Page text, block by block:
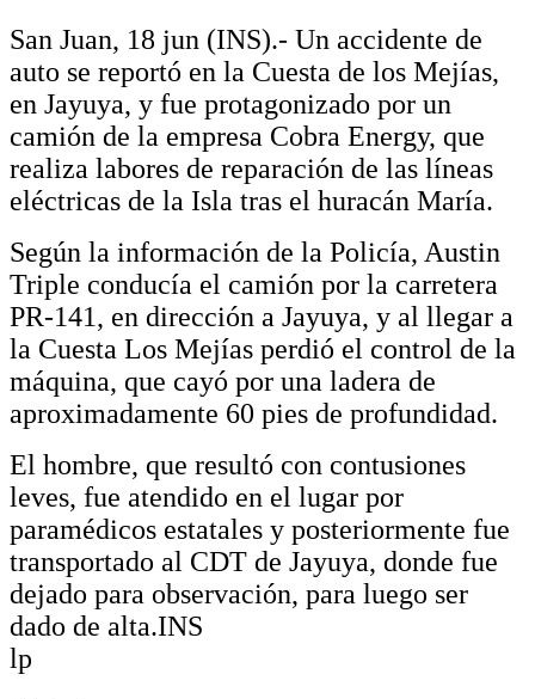
San Juan, 18 jun (INS).- Un accidente de
auto se reportó en la Cuesta de los Mejías,
en Jayuya, y fue protagonizado por un
camión de la empresa Cobra Energy, que
realiza labores de reparación de las líneas
eléctricas de la Isla tras el huracán María.
Según la información de la Policía, Austin
Triple conducía el camión por la carretera
PR-141, en dirección a Jayuya, y al llegar a
la Cuesta Los Mejías perdió el control de la
máquina, que cayó por una ladera de
aproximadamente 60 pies de profundidad.
El hombre, que resultó con contusiones
leves, fue atendido en el lugar por
paramédicos estatales y posteriormente fue
transportado al CDT de Jayuya, donde fue
dejado para observación, para luego ser
dado de alta.INS
lp